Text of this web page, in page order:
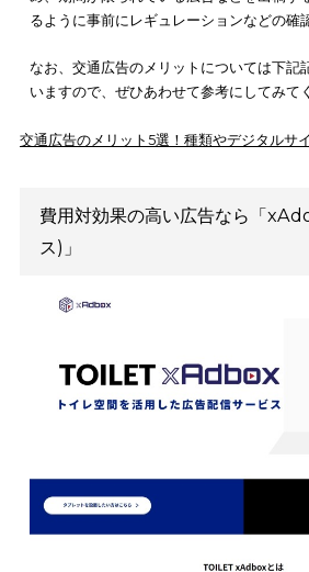
＼広告出稿にお困りの場合は
【無料】資料をダ
る
られます。交通広告は掲載するスペ
告がいくつも並んでしまうと、埋もれ
せん。
ち出す必要があります。そのため、
めには、デザインに工夫が必要
効果が測定しにくい